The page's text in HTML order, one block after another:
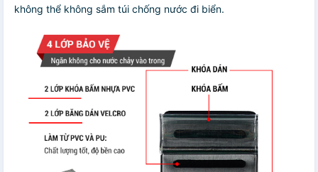
không thể không sắm túi chống nước đi biển.